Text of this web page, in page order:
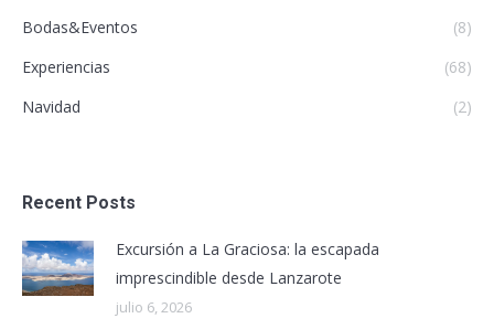
Bodas&Eventos
(8)
Experiencias
(68)
Navidad
(2)
Recent Posts
Excursión a La Graciosa: la escapada
imprescindible desde Lanzarote
julio 6, 2026